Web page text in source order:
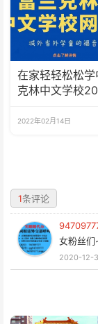
在家轻轻松松学
克林中文学校
2022年02月14日
1条评论
女粉丝们
2020-12-